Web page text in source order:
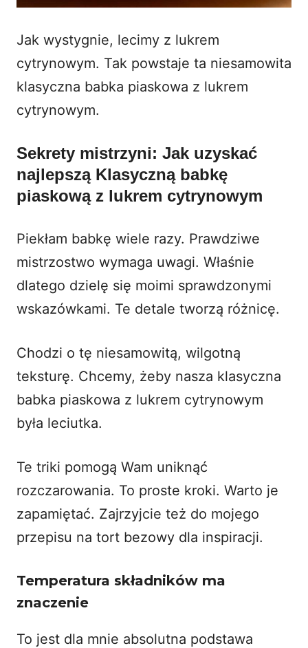
Jak wystygnie, lecimy z lukrem
cytrynowym. Tak powstaje ta niesamowita
klasyczna babka piaskowa z lukrem
cytrynowym.
Sekrety mistrzyni: Jak uzyskać
najlepszą Klasyczną babkę
piaskową z lukrem cytrynowym
Piekłam babkę wiele razy. Prawdziwe
mistrzostwo wymaga uwagi. Właśnie
dlatego dzielę się moimi sprawdzonymi
wskazówkami. Te detale tworzą różnicę.
Chodzi o tę niesamowitą, wilgotną
teksturę. Chcemy, żeby nasza klasyczna
babka piaskowa z lukrem cytrynowym
była leciutka.
Te triki pomogą Wam uniknąć
rozczarowania. To proste kroki. Warto je
zapamiętać. Zajrzyjcie też do mojego
przepisu na tort bezowy dla inspiracji.
Temperatura składników ma
znaczenie
To jest dla mnie absolutna podstawa